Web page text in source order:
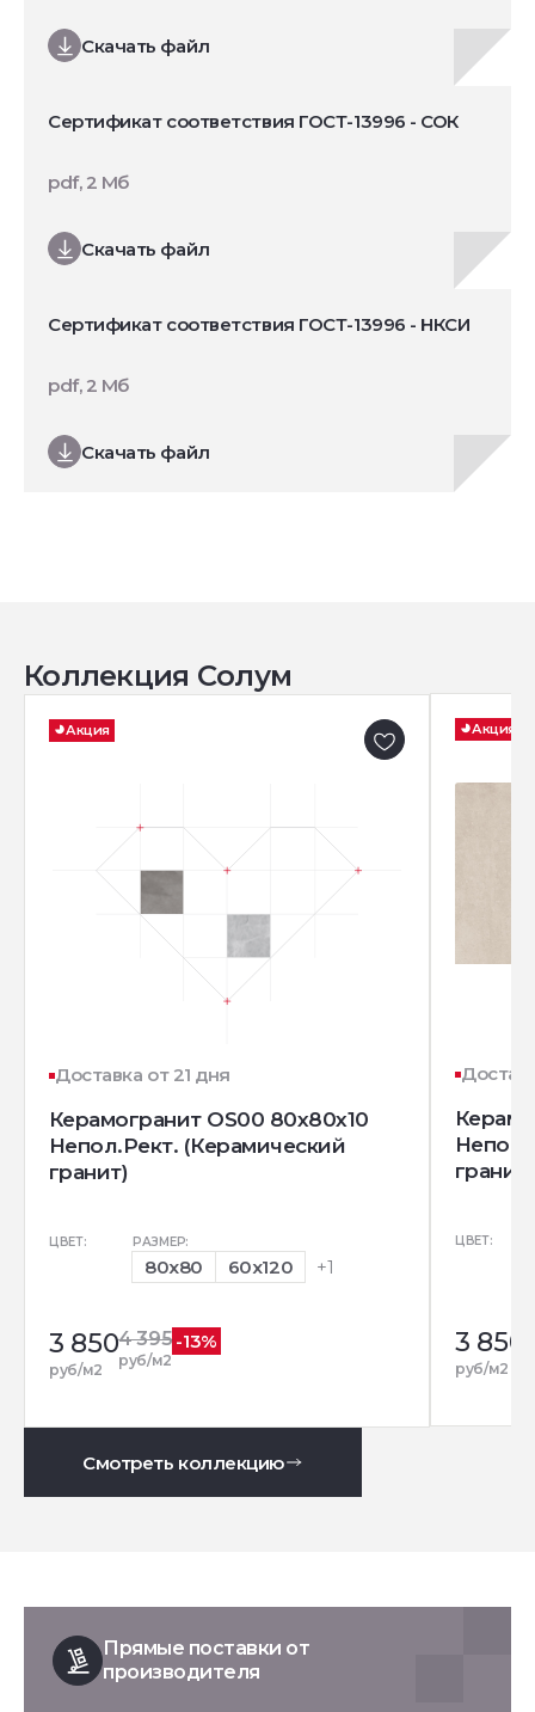
Скачать файл
Сертификат соответствия ГОСТ-13996 - СОК
Скачать файл
pdf, 2 Мб
Сертификат соответствия ГОСТ-13996 - НКСИ
Скачать файл
pdf, 2 Мб
Коллекция Солум
Акция
Доставка от 21 дня
Керамогранит OS00 80x80x10
Непол.Рект. (Керамический
гранит)
ЦВЕТ: РАЗМЕР:
80x80 60x120 +1
3 850
руб/м2
4 395
руб/м2
-13%
Акция
гранит)
ЦВЕТ:
3 850
руб/м2
Смотреть коллекцию
Прямые поставки от
производителя